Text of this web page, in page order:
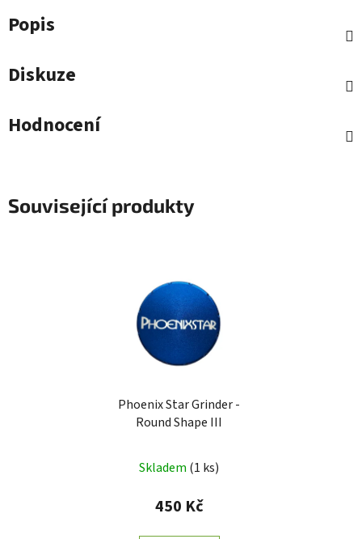
Popis
Diskuze
Hodnocení
Související produkty
Phoenix Star Grinder -
Round Shape III
Skladem (1 ks)
450 Kč